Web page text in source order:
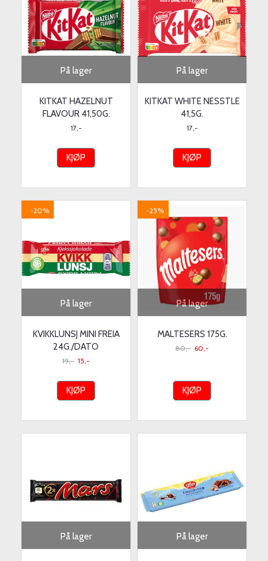
På lager
KITKAT HAZELNUT
FLAVOUR 41,50G.
17,-
KJØP
På lager
KITKAT WHITE NESSTLE
41,5G.
17,-
KJØP
På lager
-20%
KVIKKLUNSJ MINI FREIA
24G./DATO
19,- 15,-
KJØP
På lager
-25%
MALTESERS 175G.
80,- 60,-
KJØP
På lager På lager